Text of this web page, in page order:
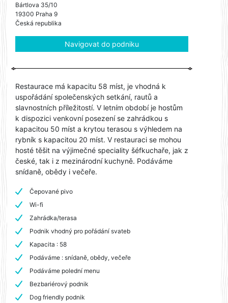
Bártlova 35/10
19300 Praha 9
Česká republika
Navigovat do podniku
Restaurace má kapacitu 58 míst, je vhodná k
uspořádání společenských setkání, rautů a
slavnostních příležitostí. V letním období je hostům
k dispozici venkovní posezení se zahrádkou s
kapacitou 50 míst a krytou terasou s výhledem na
rybník s kapacitou 20 míst. V restauraci se mohou
hosté těšit na výjimečné speciality šéfkuchaře, jak z
české, tak i z mezinárodní kuchyně. Podáváme
snídaně, obědy i večeře.
Čepované pivo
Wi-fi
Zahrádka/terasa
Podnik vhodný pro pořádání svateb
Kapacita : 58
Podáváme : snídaně, obědy, večeře
Podáváme polední menu
Bezbariérový podnik
Dog friendly podnik